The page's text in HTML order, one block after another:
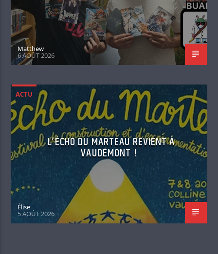
Matthew
6 AOÛT 2026
ACTU
L’ÉCHO DU MARTEAU REVIENT À
VAUDÉMONT !
Élise
5 AOÛT 2026